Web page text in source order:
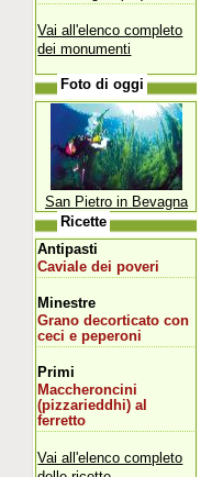
Vai all'elenco completo
dei monumenti
Foto di oggi
San Pietro in Bevagna
Ricette
Antipasti
Caviale dei poveri
Minestre
Grano decorticato con
ceci e peperoni
Primi
Maccheroncini
(pizzarieddhi) al
ferretto
Vai all'elenco completo